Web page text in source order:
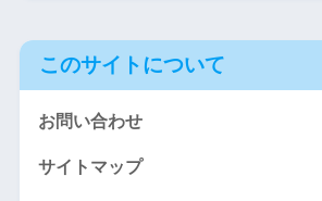
このサイトについて
お問い合わせ
サイトマップ